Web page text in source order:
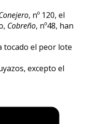
, nº 120, el
Cobreño, nº48, han
tocado el peor lote
excepto el